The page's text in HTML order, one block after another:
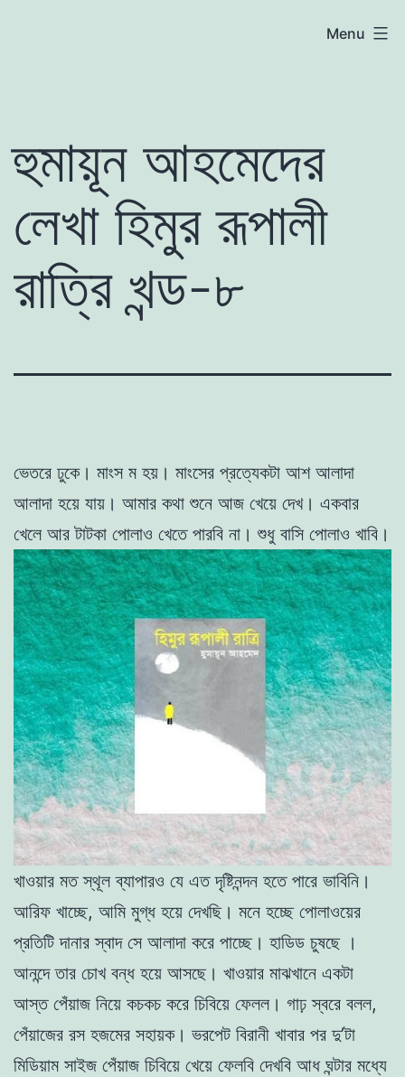
Menu
হুমায়ূন আহমেদের
লেখা হিমুর রূপালী
রাত্রি খন্ড-৮
ভেতরে ঢুকে। মাংস ম হয়। মাংসের প্রত্যেকটা আশ আলাদা
আলাদা হয়ে যায়। আমার কথা শুনে আজ খেয়ে দেখ। একবার
খেলে আর টাটকা পােলাও খেতে পারবি না। শুধু বাসি পােলাও খাবি।
খাওয়ার মত স্থূল ব্যাপারও যে এত দৃষ্টিনন্দন হতে পারে ভাবিনি।
আরিফ খাচ্ছে, আমি মুগ্ধ হয়ে দেখছি। মনে হচ্ছে পোলাওয়ের
প্রতিটি দানার স্বাদ সে আলাদা করে পাচ্ছে। হাডিড চুষছে ।
আনন্দে তার চোখ বন্ধ হয়ে আসছে। খাওয়ার মাঝখানে একটা
আস্ত পেঁয়াজ নিয়ে কচকচ করে চিবিয়ে ফেলল। গাঢ় স্বরে বলল,
পেঁয়াজের রস হজমের সহায়ক। ভরপেট বিরানী খাবার পর দু’টা
মিডিয়াম সাইজ পেঁয়াজ চিবিয়ে খেয়ে ফেলবি দেখবি আধ ঘন্টার মধ্যে